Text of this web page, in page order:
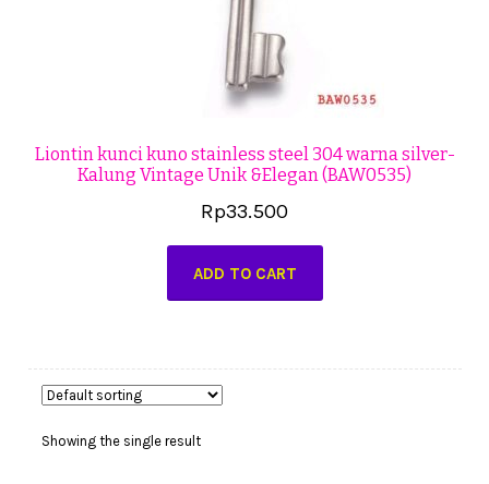
Liontin kunci kuno stainless steel 304 warna silver-
Kalung Vintage Unik &Elegan (BAW0535)
Rp33.500
ADD TO CART
Showing the single result